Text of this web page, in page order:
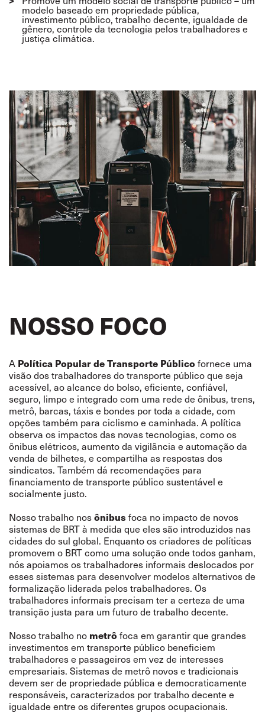
modelo baseado em propriedade pública,
investimento público, trabalho decente, igualdade de
gênero, controle da tecnologia pelos trabalhadores e
justiça climática.
NOSSO FOCO
A Política Popular de Transporte Público fornece uma
visão dos trabalhadores do transporte público que seja
acessível, ao alcance do bolso, eficiente, confiável,
seguro, limpo e integrado com uma rede de ônibus, trens,
metrô, barcas, táxis e bondes por toda a cidade, com
opções também para ciclismo e caminhada. A política
observa os impactos das novas tecnologias, como os
ônibus elétricos, aumento da vigilância e automação da
venda de bilhetes, e compartilha as respostas dos
sindicatos. Também dá recomendações para
financiamento de transporte público sustentável e
socialmente justo.
Nosso trabalho nosônibus foca no impacto de novos
sistemas de BRT à medida que eles são introduzidos nas
cidades do sul global. Enquanto os criadores de políticas
promovem o BRT como uma solução onde todos ganham,
nós apoiamos os trabalhadores informais deslocados por
esses sistemas para desenvolver modelos alternativos de
formalização liderada pelos trabalhadores. Os
trabalhadores informais precisam ter a certeza de uma
transição justa para um futuro de trabalho decente.
Nosso trabalho no metrô foca em garantir que grandes
investimentos em transporte público beneficiem
trabalhadores e passageiros em vez de interesses
empresariais. Sistemas de metrô novos e tradicionais
devem ser de propriedade pública e democraticamente
responsáveis, caracterizados por trabalho decente e
igualdade entre os diferentes grupos ocupacionais.